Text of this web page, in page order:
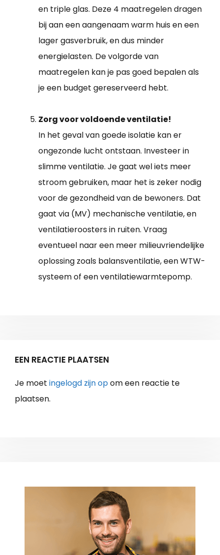
en triple glas. Deze 4 maatregelen dragen
bij aan een aangenaam warm huis en een
lager gasverbruik, en dus minder
energielasten. De volgorde van
maatregelen kan je pas goed bepalen als
je een budget gereserveerd hebt.
Zorg voor voldoende ventilatie!
In het geval van goede isolatie kan er
ongezonde lucht ontstaan. Investeer in
slimme ventilatie. Je gaat wel iets meer
stroom gebruiken, maar het is zeker nodig
voor de gezondheid van de bewoners. Dat
gaat via (MV) mechanische ventilatie, en
ventilatieroosters in ruiten. Vraag
eventueel naar een meer milieuvriendelijke
oplossing zoals balansventilatie, een WTW-
systeem of een ventilatiewarmtepomp.
EEN REACTIE PLAATSEN
Je moet ingelogd zijn opom een reactie te
plaatsen.